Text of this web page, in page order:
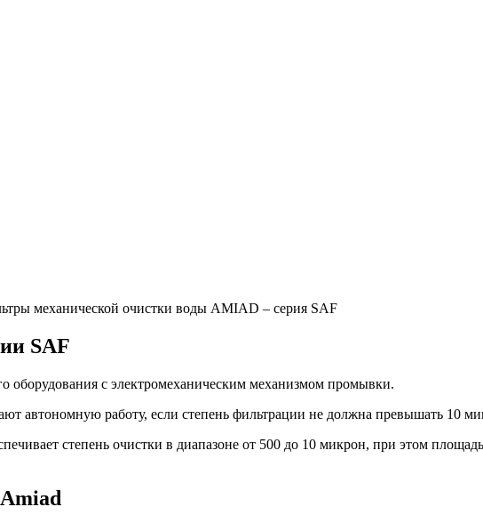
механической очистки воды AMIAD – серия SAF
SAF
оборудования с электромеханическим механизмом промывки.
автономную работу, если степень фильтрации не должна превышать 10
степень очистки в диапазоне от 500 до 10 микрон, при этом